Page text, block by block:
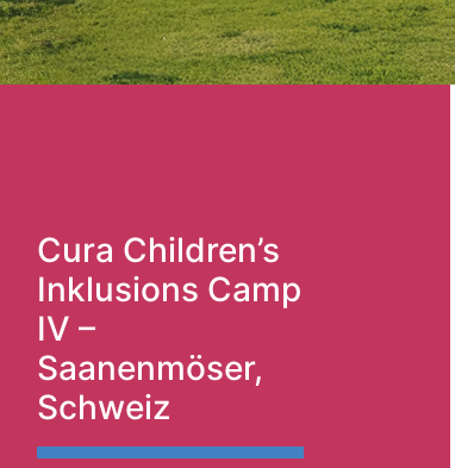
Cura Children’s
Inklusions Camp
IV –
Saanenmöser,
Schweiz